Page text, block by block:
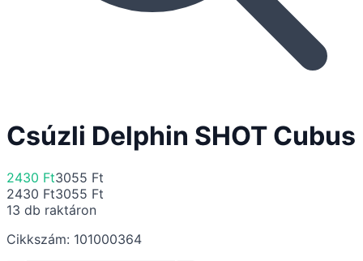
Csúzli Delphin SHOT Cubus
2430 Ft3055 Ft
2430 Ft3055 Ft
13 db raktáron
Cikkszám: 101000364